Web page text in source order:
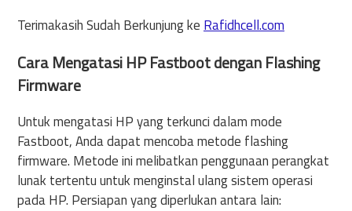
Terimakasih Sudah Berkunjung ke Rafidhcell.com
Cara Mengatasi HP Fastboot dengan Flashing
Firmware
Untuk mengatasi HP yang terkunci dalam mode
Fastboot, Anda dapat mencoba metode flashing
firmware. Metode ini melibatkan penggunaan perangkat
lunak tertentu untuk menginstal ulang sistem operasi
pada HP. Persiapan yang diperlukan antara lain: